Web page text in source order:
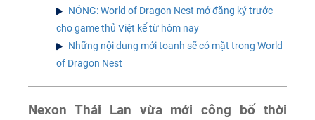
NÓNG: World of Dragon Nest mở đăng ký trước
cho game thủ Việt kể từ hôm nay
Những nội dung mới toanh sẽ có mặt trong World
of Dragon Nest
Nexon Thái Lan vừa mới công bố thời